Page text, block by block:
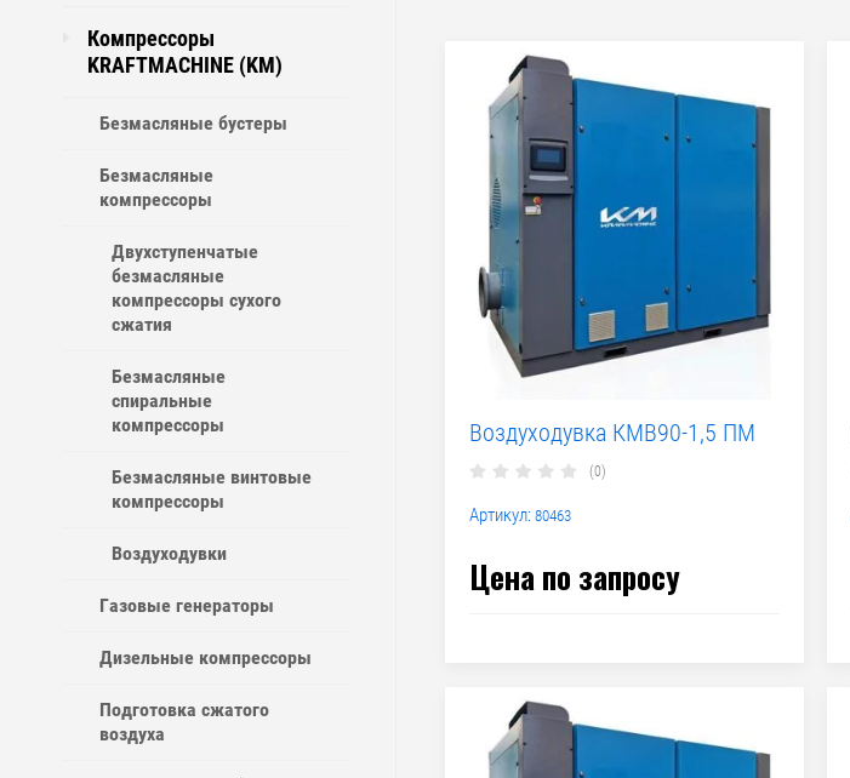
Компрессоры
KRAFTMACHINE (KM)
Безмасляные бустеры
Безмасляные
компрессоры
Двухступенчатые
безмасляные
компрессоры сухого
сжатия
Безмасляные
спиральные
компрессоры
Безмасляные винтовые
компрессоры
Воздуходувки
Газовые генераторы
Дизельные компрессоры
Подготовка сжатого
воздуха
Воздуходувка КМВ90-1,5 ПМ
(0)
Артикул: 80463
Цена по запросу